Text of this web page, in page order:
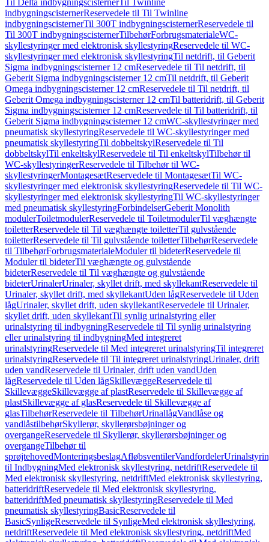
Til Delta indbygningscisternerTil Twinline
indbygningscisternerReservedele til Til Twinline
indbygningscisternerTil 300T indbygningscisternerReservedele til
Til 300T indbygningscisternerTilbehørForbrugsmaterialeWC-
skyllestyringer med elektronisk skyllestyringReservedele til WC-
skyllestyringer med elektronisk skyllestyringTil netdrift, til Geberit
Sigma indbygningscisterner 12 cmReservedele til Til netdrift, til
Geberit Sigma indbygningscisterner 12 cmTil netdrift, til Geberit
Omega indbygningscisterner 12 cmReservedele til Til netdrift, til
Geberit Omega indbygningscisterner 12 cmTil batteridrift, til Geberit
Sigma indbygningscisterner 12 cmReservedele til Til batteridrift, til
Geberit Sigma indbygningscisterner 12 cmWC-skyllestyringer med
pneumatisk skyllestyringReservedele til WC-skyllestyringer med
pneumatisk skyllestyringTil dobbeltskylReservedele til Til
dobbeltskylTil enkeltskylReservedele til Til enkeltskylTilbehør til
WC-skyllestyringerReservedele til Tilbehør til WC-
skyllestyringerMontagesætReservedele til MontagesætTil WC-
skyllestyringer med elektronisk skyllestyringReservedele til Til WC-
skyllestyringer med elektronisk skyllestyringTil WC-skyllestyringer
med pneumatisk skyllestyringForbindelserGeberit Monolith
modulerToiletmodulerReservedele til ToiletmodulerTil væghængte
toiletterReservedele til Til væghængte toiletterTil gulvstående
toiletterReservedele til Til gulvstående toiletterTilbehørReservedele
til TilbehørForbrugsmaterialeModuler til bideterReservedele til
Moduler til bideterTil væghængte og gulvstående
bideterReservedele til Til væghængte og gulvstående
bideterUrinalerUrinaler, skyllet drift, med skyllekantReservedele til
Urinaler, skyllet drift, med skyllekantUden lågReservedele til Uden
lågUrinaler, skyllet drift, uden skyllekantReservedele til Urinaler,
skyllet drift, uden skyllekantTil synlig urinalstyring eller
urinalstyring til indbygningReservedele til Til synlig urinalstyring
eller urinalstyring til indbygningMed integreret
urinalstyringReservedele til Med integreret urinalstyringTil integreret
urinalstyringReservedele til Til integreret urinalstyringUrinaler, drift
uden vandReservedele til Urinaler, drift uden vandUden
lågReservedele til Uden lågSkillevæggeReservedele til
SkillevæggeSkillevægge af plastReservedele til Skillevægge af
plastSkillevægge af glasReservedele til Skillevægge af
glasTilbehørReservedele til TilbehørUrinallågVandlåse og
vandlåstilbehørSkyllerør, skyllerørsbøjninger og
overgangeReservedele til Skyllerør, skyllerørsbøjninger og
overgangeTilbehør til
sprøjtehovedMonteringsbeslagAfløbsventilerVandfordeler
til IndbygningMed elektronisk skyllestyring, netdriftReservedele til
Med elektronisk skyllestyring, netdriftMed elektronisk skyllestyring,
batteridriftReservedele til Med elektronisk skyllestyring,
batteridriftMed pneumatisk skyllestyringReservedele til Med
pneumatisk skyllestyringBasicReservedele til
BasicSynligeReservedele til SynligeMed elektronisk skyllestyring,
netdriftReservedele til Med elektronisk skyllestyring, netdriftMed